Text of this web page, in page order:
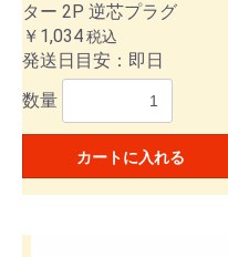
ター 2P 逆芯プラグ
￥1,034税込
発送日目安：即日
数量
カートに入れる